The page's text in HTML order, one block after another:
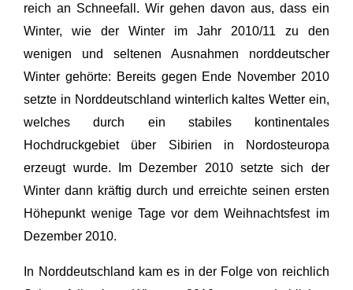
reich an Schneefall. Wir gehen davon aus, dass ein
Winter, wie der Winter im Jahr 2010/11 zu den
wenigen und seltenen Ausnahmen norddeutscher
Winter gehörte: Bereits gegen Ende November 2010
setzte in Norddeutschland winterlich kaltes Wetter ein,
welches durch ein stabiles kontinentales
Hochdruckgebiet über Sibirien in Nordosteuropa
erzeugt wurde. Im Dezember 2010 setzte sich der
Winter dann kräftig durch und erreichte seinen ersten
Höhepunkt wenige Tage vor dem Weihnachtsfest im
Dezember 2010.
In Norddeutschland kam es in der Folge von reichlich